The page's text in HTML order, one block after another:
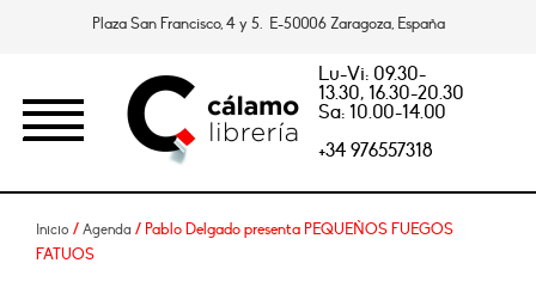
Plaza San Francisco, 4 y 5. E-50006 Zaragoza, España
Lu-Vi: 09.30-
13.30, 16.30-20.30
Sa: 10.00-14.00
+34 976557318
Inicio / Agenda / Pablo Delgado presenta PEQUEÑOS FUEGOS
FATUOS